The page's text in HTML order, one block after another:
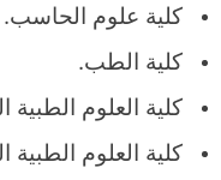
كلية علوم الحاسب.
كلية الطب.
كلية العلوم الطبية
كلية العلوم